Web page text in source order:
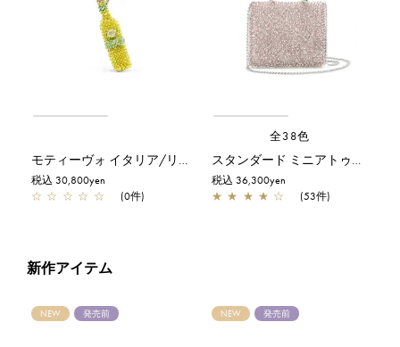
モティーヴォ イタリア/リモンチェッロ/マスタードイエロー
税込 30,800yen
☆ ☆ ☆ ☆ ☆ (0件)
全38色
スタンダード ミニアトゥーラ/パウダリーピンクシルバー
税込 36,300yen
★ ★ ★ ★ ☆ (53件)
新作アイテム
NEW 発売前 NEW 発売前